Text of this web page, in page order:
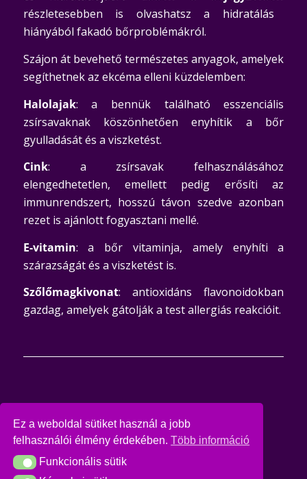
Ez a weboldal sütiket használ a jobb
felhasználói élmény érdekében.Több információ
Funkcionális sütik
Funkcionális sütik
részletesebben is olvashatsz a hidratálás
hiányából fakadó bőrproblémákról.
Szájon át bevehető természetes anyagok, amelyek
segíthetnek az ekcéma elleni küzdelemben:
Halolajak: a bennük található esszenciális
zsírsavaknak köszönhetően enyhítik a bőr
gyulladását és a viszketést.
Cink: a zsírsavak felhasználásához
elengedhetetlen, emellett pedig erősíti az
immunrendszert, hosszú távon szedve azonban
rezet is ajánlott fogyasztani mellé.
E-vitamin: a bőr vitaminja, amely enyhíti a
szárazságát és a viszketést is.
Szőlőmagkivonat: antioxidáns flavonoidokban
gazdag, amelyek gátolják a test allergiás reakcióit.